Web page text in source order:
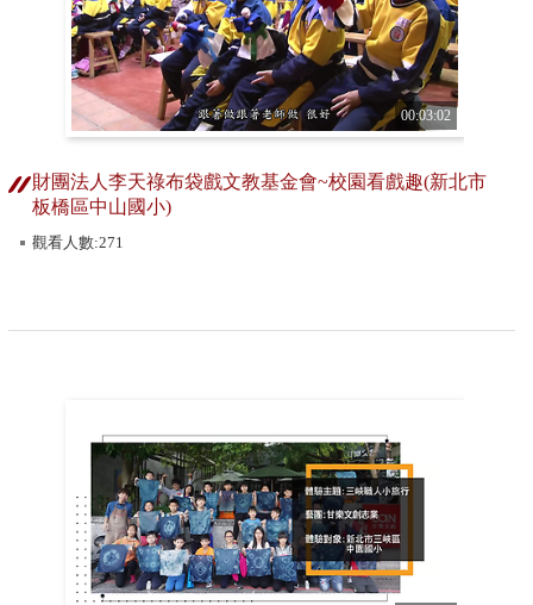
00:03:02
財團法人李天祿布袋戲文教基金會~校園看戲趣(新北市
板橋區中山國小)
觀看人數:271